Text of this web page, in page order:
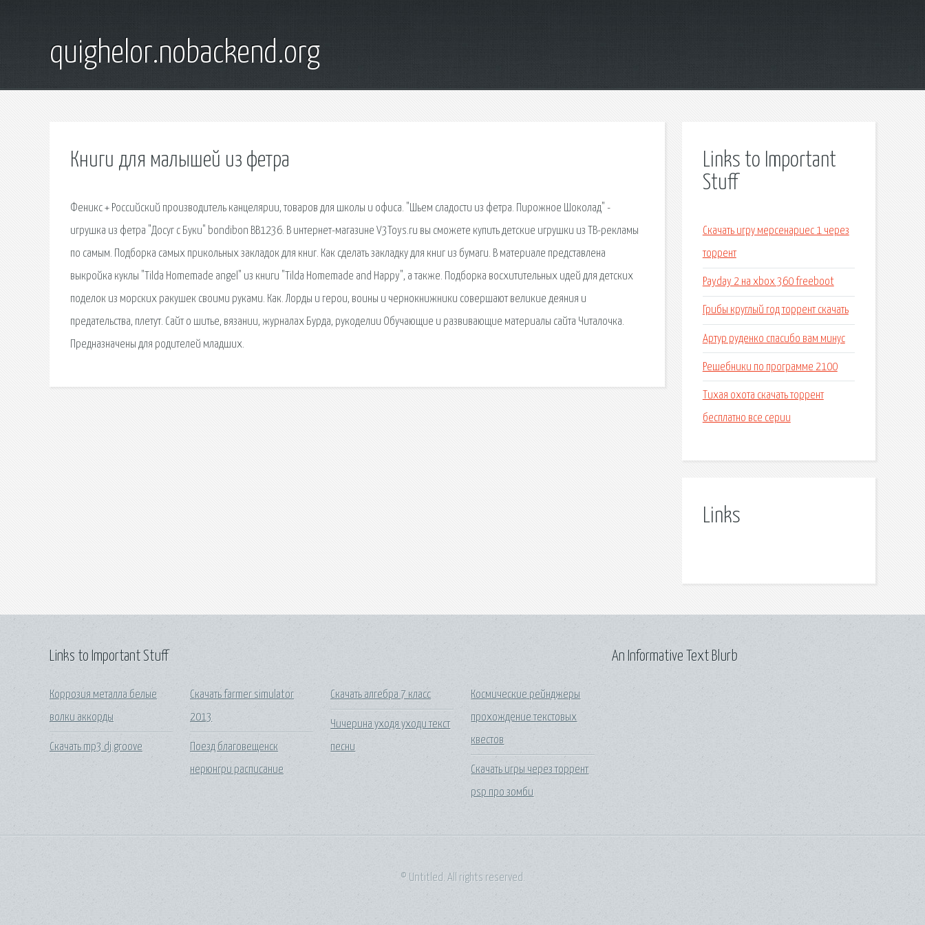
quighelor.nobackend.org
Книги для малышей из фетра
Феникс + Российский производитель канцелярии, товаров для школы и офиса. "Шьем сладости из фетра. Пирожное Шоколад" -
игрушка из фетра "Досуг с Буки" bondibon ВВ1236. В интернет-магазине V3Toys.ru вы сможете купить детские игрушки из ТВ-рекламы
по самым. Подборка самых прикольных закладок для книг. Как сделать закладку для книг из бумаги. В материале представлена
выкройка куклы "Tilda Homemade angel" из книги "Tilda Homemade and Happy", а также. Подборка восхитительных идей для детских
поделок из морских ракушек своими руками. Как. Лорды и герои, воины и чернокнижники совершают великие деяния и
предательства, плетут. Сайт о шитье, вязании, журналах Бурда, рукоделии Обучающие и развивающие материалы сайта Читалочка.
Предназначены для родителей младших.
Links to Important
Stuff
Скачать игру мерсенариес 1 через
торрент
Payday 2 на xbox 360 freeboot
Грибы круглый год торрент скачать
Артур руденко спасибо вам минус
Решебники по программе 2100
Тихая охота скачать торрент
бесплатно все серии
Links
Links to Important Stuff
Коррозия металла белые
волки аккорды
Скачать mp3 dj groove
Скачать farmer simulator
2013
Поезд благовещенск
нерюнгри расписание
Скачать алгебра 7 класс
Чичерина уходя уходи текст
песни
Космические рейнджеры
прохождение текстовых
квестов
Скачать игры через торрент
psp про зомби
An Informative Text Blurb
© Untitled. All rights reserved.